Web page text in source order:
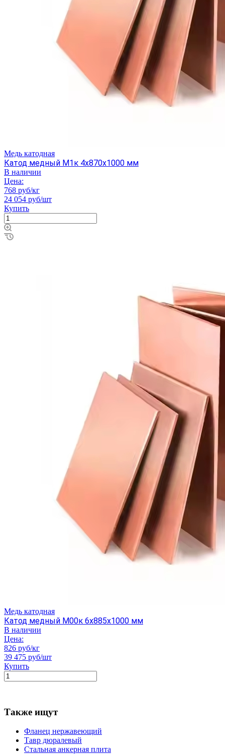
Медь катодная
Катод медный М1к 4х870х1000 мм
В наличии
Цена:
768 руб/кг
24 054 руб/шт
Купить
Медь катодная
Катод медный М00к 6х885х1000 мм
В наличии
Цена:
826 руб/кг
39 475 руб/шт
Купить
Также ищут
Фланец нержавеющий
Тавр дюралевый
Стальная анкерная плита